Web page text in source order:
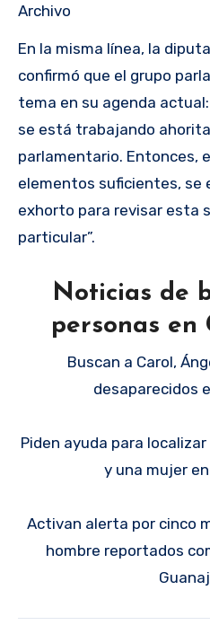
Archivo
En la misma línea, la
confirmó que el grupo
tema en su agenda
se está trabajando
parlamentario. Entonces,
elementos suficientes, se
exhorto para revisar esta
particular”.
Noticias de
personas en
Buscan a Carol,
desaparecidos
Piden ayuda para
y una mujer
Activan alerta por cinco
hombre reportados